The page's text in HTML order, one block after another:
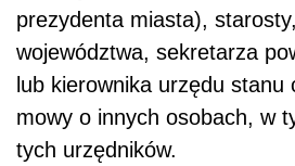
prezydenta miasta),
województwa, sekretarza
lub kierownika urzędu stanu
mowy o innych osobach, w
tych urzędników.